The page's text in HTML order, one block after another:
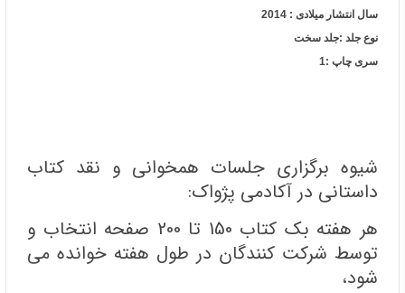
سال انتشار میلادی : 2014
نوع جلد :جلد سخت
سری چاپ :1
شیوه برگزاری جلسات همخوانی و نقد کتاب
داستانی در آکادمی پژواک:
هر هفته بک کتاب 150 تا 200 صفحه انتخاب و
توسط شرکت کنندگان در طول هفته خوانده می
شود،